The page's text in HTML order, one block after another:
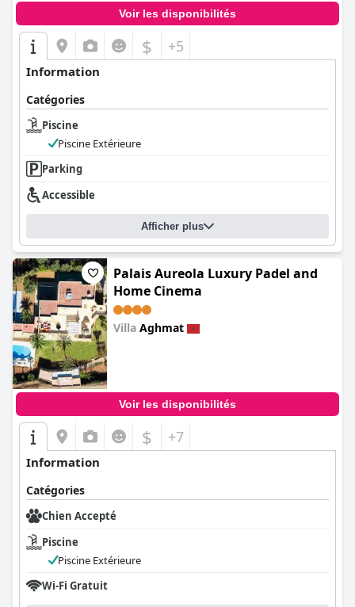
Voir les disponibilités
$ +5
Information
Catégories
Piscine
Piscine Extérieure
Parking
Accessible
Afficher plus
Palais Aureola Luxury Padel and
Home Cinema
Villa Aghmat
Voir les disponibilités
$ +7
Information
Catégories
Chien Accepté
Piscine
Piscine Extérieure
Wi-Fi Gratuit